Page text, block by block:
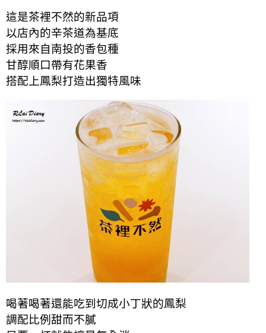
這是茶裡不然的新品項
以店內的辛茶道為基底
採用來自南投的香包種
甘醇順口帶有花果香
搭配上鳳梨打造出獨特風味
喝著喝著還能吃到切成小丁狀的鳳梨
調配比例甜而不膩